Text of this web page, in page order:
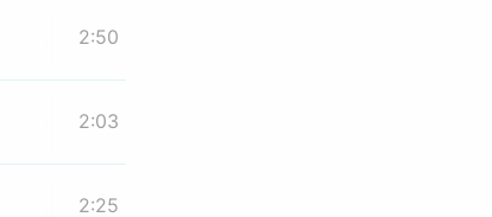
2:50
2:03
2:25